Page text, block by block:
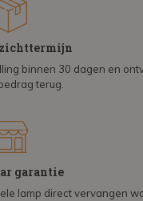
zichttermijn
binnen 30 dagen en
terug.
garantie
lamp direct vervangen